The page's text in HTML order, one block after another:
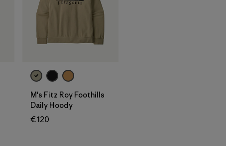
M's Fitz Roy Foothills
Daily Hoody
€ 120